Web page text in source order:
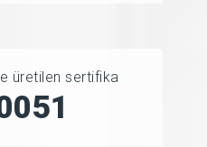
üretilen sertifika